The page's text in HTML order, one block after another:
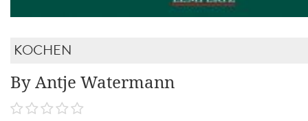
KOCHEN
By Antje Watermann